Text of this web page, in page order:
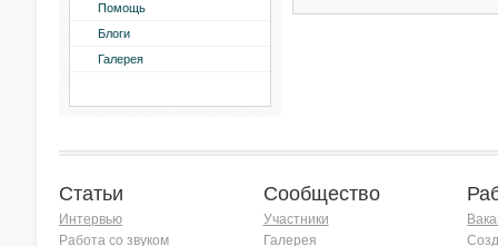
Помощь
Блоги
Галерея
Статьи
Интервью
Работа со звуком
Сообщество
Участники
Галерея